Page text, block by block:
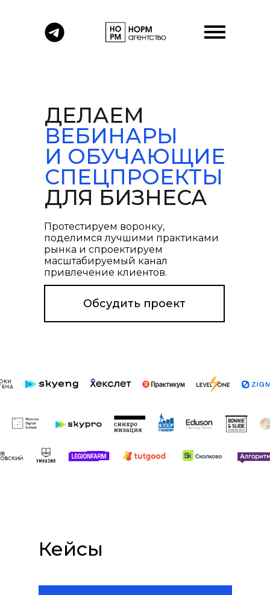
ДЕЛАЕМ
ВЕБИНАРЫ
И ОБУЧАЮЩИЕ
СПЕЦПРОЕКТЫ
ДЛЯ БИЗНЕСА
Протестируем воронку,
поделимся лучшими практиками
рынка и спроектируем
масштабируемый канал
привлечение клиентов.
Обсудить проект
Кейсы